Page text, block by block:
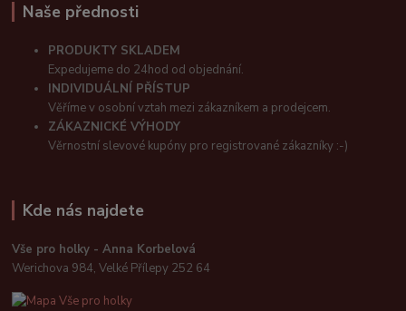
Naše přednosti
PRODUKTY SKLADEM
Expedujeme do 24hod od objednání.
INDIVIDUÁLNÍ PŘÍSTUP
Věříme v osobní vztah mezi zákazníkem a prodejcem.
ZÁKAZNICKÉ VÝHODY
Věrnostní slevové kupóny pro registrované zákazníky :-)
Kde nás najdete
Vše pro holky - Anna Korbelová
Werichova 984, Velké Přílepy 252 64